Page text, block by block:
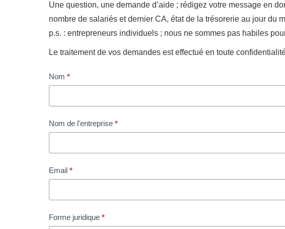
Une question, une demande d’aide ; rédigez votre message en
nombre de salariés et dernier CA, état de la trésorerie au jour du
p.s. : entrepreneurs individuels ; nous ne sommes pas habiles
Le traitement de vos demandes est effectué en toute
Contact
Nom *
Nom de l'entreprise *
Email *
Forme juridique *
Si
êtes
un
humain,
pas